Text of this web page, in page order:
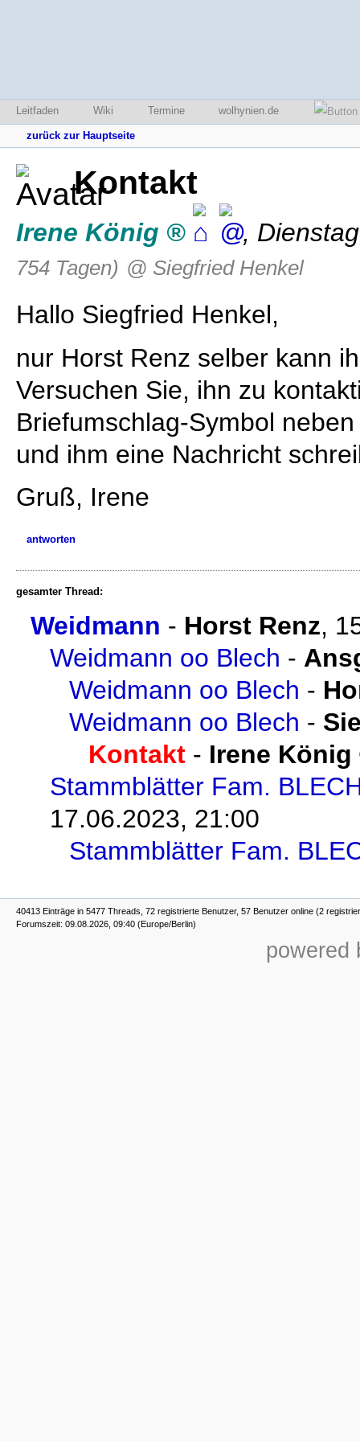
Leitfaden Wiki Termine wolhynien.de
zurück zur Hauptseite
Kontakt
Irene König ,
754 Tagen) @ Siegfried Henkel
Hallo Siegfried Henkel,
nur Horst Renz selber kann
Versuchen Sie, ihn zu
Briefumschlag-Symbol
und ihm eine Nachricht
Gruß, Irene
antworten
gesamter Thread:
Weidmann - Horst Renz,
Weidmann oo Blech -
Weidmann oo Blech -
Weidmann oo Blech -
Kontakt - Irene König
Stammblätter Fam.
17.06.2023, 21:00
Stammblätter Fam.
40413 Einträge in 5477 Threads, 72 registrierte Benutzer, 57 Benutzer online (2
Forumszeit: 09.08.2026, 09:40 (Europe/Berlin)
powered